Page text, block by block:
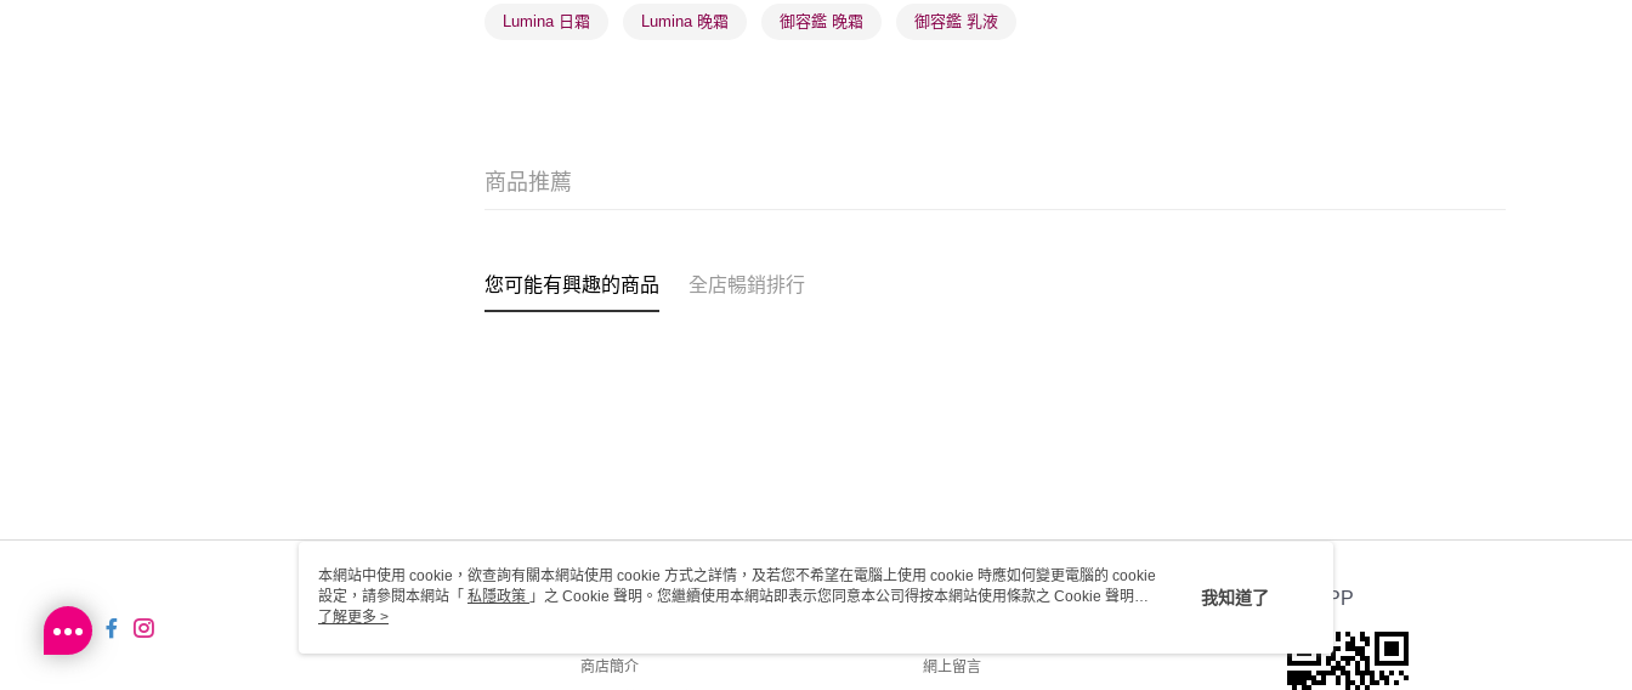
Lumina 日霜 Lumina 晚霜 御容鑑 晚霜 御容鑑 乳液
商品推薦
您可能有興趣的商品 全店暢銷排行
關於我們
商店簡介
客戶服務
網上留言
官方APP
本網站中使用 cookie，欲查詢有關本網站使用 cookie 方式之詳情，及若您不希望在電腦上使用 cookie 時應如何變更電腦的 cookie
設定，請參閱本網站「 私隱政策 」之 Cookie 聲明。您繼續使用本網站即表示您同意本公司得按本網站使用條款之 Cookie 聲明使
用 cookie。
了解更多 >
我知道了